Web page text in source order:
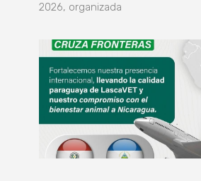
2026, organizada